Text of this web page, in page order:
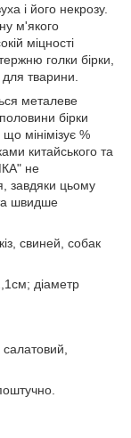
і його некрозу.
м'якого
міцності
голки бірки,
тварини.
металеве
бірки
мінімізує %
китайського та
не
завдяки цьому
швидше
свиней, собак
діаметр